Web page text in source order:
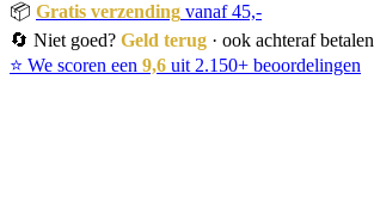
📦 Gratis verzending vanaf 45,-
🔄 Niet goed? Geld terug · ook achteraf betalen
⭐ We scoren een 9,6 uit 2.150+ beoordelingen